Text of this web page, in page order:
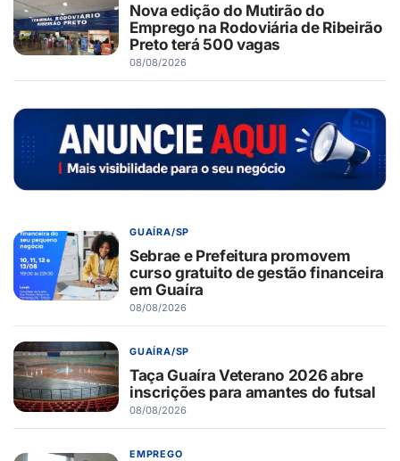
Nova edição do Mutirão do
Emprego na Rodoviária de Ribeirão
Preto terá 500 vagas
08/08/2026
GUAÍRA/SP
Sebrae e Prefeitura promovem
curso gratuito de gestão financeira
em Guaíra
08/08/2026
GUAÍRA/SP
Taça Guaíra Veterano 2026 abre
inscrições para amantes do futsal
08/08/2026
EMPREGO